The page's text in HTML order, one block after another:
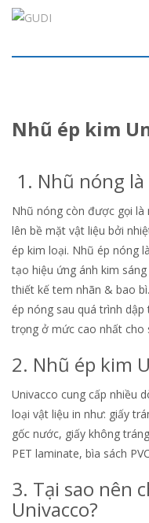
Nhũ ép kim
1. Nhũ nóng là
Nhũ nóng còn được gọi
lên bề mặt vật liệu bởi
ép kim loại. Nhũ ép nóng
tạo hiệu ứng ánh kim
thiết kế tem nhãn & bao
ép nóng sau quá trình
trọng ở mức cao nhất cho
2. Nhũ ép kim
Univacco cung cấp nhiều
loại vật liệu in như: giấy
gốc nước, giấy không
PET laminate, bìa sách
3. Tại sao nên
Univacco?